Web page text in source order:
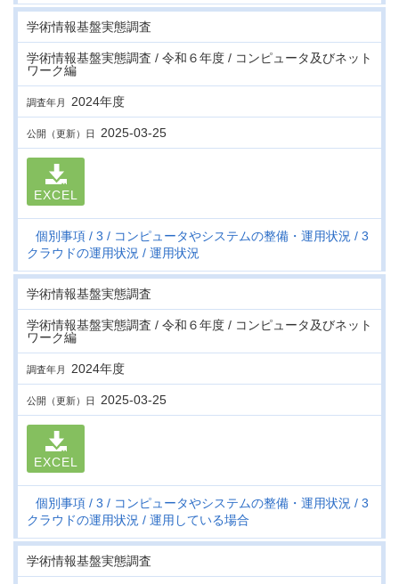
学術情報基盤実態調査
学術情報基盤実態調査 / 令和６年度 / コンピュータ及びネット
ワーク編
調査年月 2024年度
公開（更新）日 2025-03-25
EXCEL
個別事項 3 コンピュータやシステムの整備・運用状況
3
クラウドの運用状況
運用状況
学術情報基盤実態調査
学術情報基盤実態調査 / 令和６年度 / コンピュータ及びネット
ワーク編
調査年月 2024年度
公開（更新）日 2025-03-25
EXCEL
個別事項 3 コンピュータやシステムの整備・運用状況
3
クラウドの運用状況
運用している場合
学術情報基盤実態調査